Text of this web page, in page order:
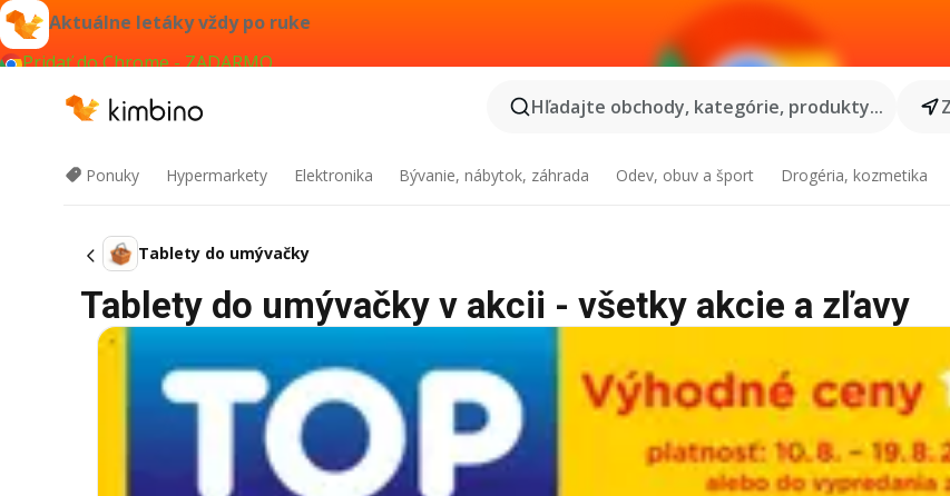
Aktuálne letáky vždy po ruke
Pridať do Chrome - ZADARMO
Hľadajte obchody, kategórie, produkty...
Ponuky Hypermarkety Elektronika Bývanie, nábytok, záhrada Odev, obuv a šport Drogéria, kozmetika
Tablety do umývačky
Tablety do umývačky v akcii - všetky akcie a zľavy